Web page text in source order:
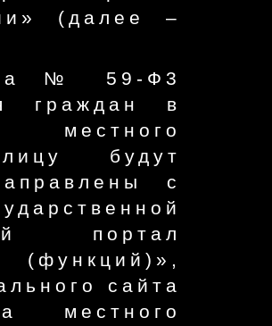
(далее –
№ 59-Ф3
граждан в
местного
будут
с
портал
(функций)»,
сайта
местного